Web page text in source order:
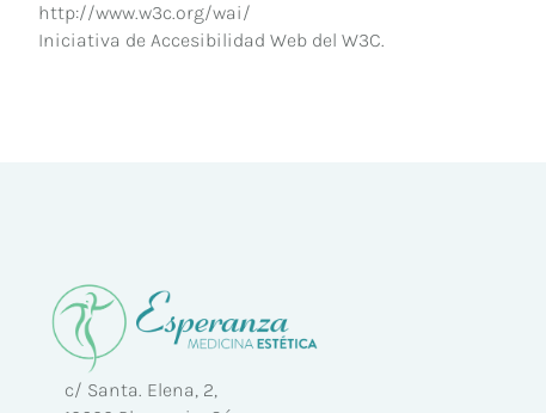
http://www.w3c.org/wai/
Iniciativa de Accesibilidad Web del W3C.
c/ Santa. Elena, 2,